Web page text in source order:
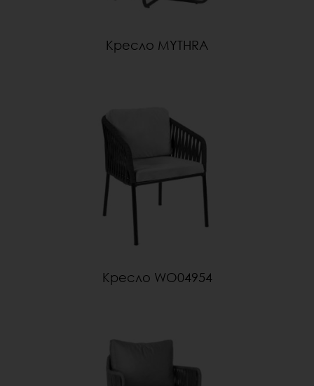
Кресло MYTHRA
Кресло WO04954